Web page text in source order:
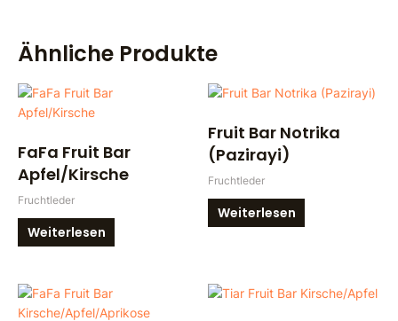
Ähnliche Produkte
FaFa Fruit Bar
Apfel/Kirsche
Fruchtleder
Weiterlesen
Fruit Bar Notrika
(Pazirayi)
Fruchtleder
Weiterlesen